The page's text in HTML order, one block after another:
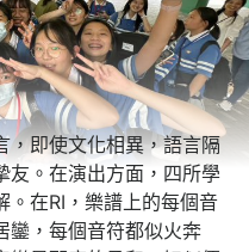
，即使文化相異，語言隔
友。在演出方面，四所學
。在RI，樂譜上的每個音
鑾，每個音符都似火奔